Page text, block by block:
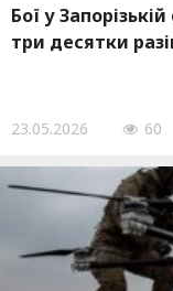
Бої у
три десятки
23.05.2026 60